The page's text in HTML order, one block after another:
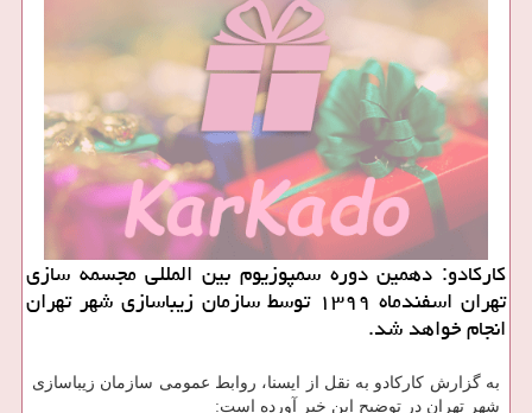
كاركادو: دهمین دوره سمپوزیوم بین المللی مجسمه سازی
تهران اسفندماه ۱۳۹۹ توسط سازمان زیباسازی شهر تهران
انجام خواهد شد.
به گزارش کارکادو به نقل از ایسنا، روابط عمومی سازمان زیباسازی
شهر تهران در توضیح این خبر آورده است: